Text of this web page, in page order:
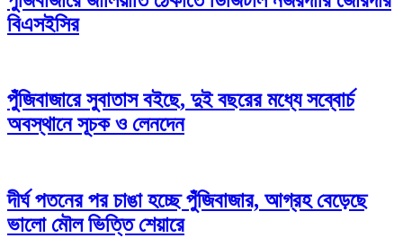
বিএসইসির
পুঁজিবাজারে সুবাতাস বইছে, দুই বছরের মধ্যে সব্বোর্চ
অবস্থানে সূচক ও লেনদেন
দীর্ঘ পতনের পর চাঙা হচ্ছে পুঁজিবাজার, আগ্রহ বেড়েছে
ভালো মৌল ভিত্তি শেয়ারে